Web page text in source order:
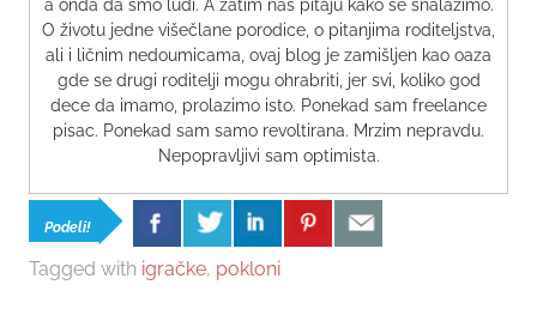
a onda da smo ludi. A zatim nas pitaju kako se snalazimo.
O životu jedne višečlane porodice, o pitanjima roditeljstva,
ali i ličnim nedoumicama, ovaj blog je zamišljen kao oaza
gde se drugi roditelji mogu ohrabriti, jer svi, koliko god
dece da imamo, prolazimo isto. Ponekad sam freelance
pisac. Ponekad sam samo revoltirana. Mrzim nepravdu.
Nepopravljivi sam optimista.
Podeli!
Tagged with igračke, pokloni